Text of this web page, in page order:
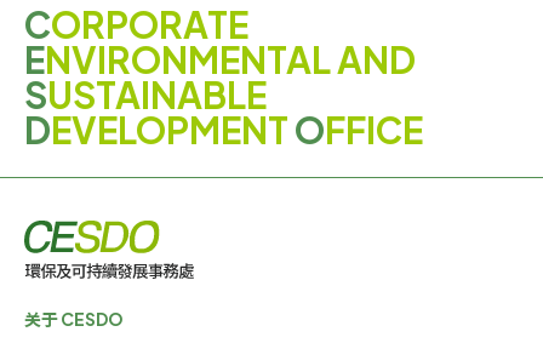
CORPORATE
ENVIRONMENTAL AND
SUSTAINABLE
DEVELOPMENTOFFICE
关于 CESDO